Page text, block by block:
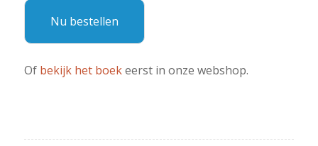
Nu bestellen
Of bekijk het boekeerst in onze webshop.